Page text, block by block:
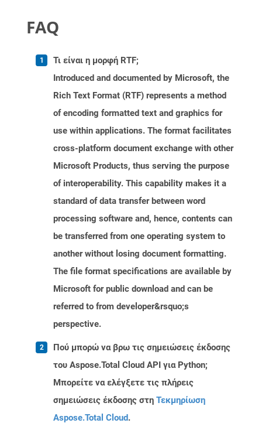
FAQ
Τι είναι η μορφή RTF;
Introduced and documented by Microsoft, the
Rich Text Format (RTF) represents a method
of encoding formatted text and graphics for
use within applications. The format facilitates
cross-platform document exchange with other
Microsoft Products, thus serving the purpose
of interoperability. This capability makes it a
standard of data transfer between word
processing software and, hence, contents can
be transferred from one operating system to
another without losing document formatting.
The file format specifications are available by
Microsoft for public download and can be
referred to from developer&rsquo;s
perspective.
Πού μπορώ να βρω τις σημειώσεις έκδοσης
του Aspose.Total Cloud API για Python;
Μπορείτε να ελέγξετε τις πλήρεις
σημειώσεις έκδοσης στη Τεκμηρίωση
Aspose.Total Cloud.